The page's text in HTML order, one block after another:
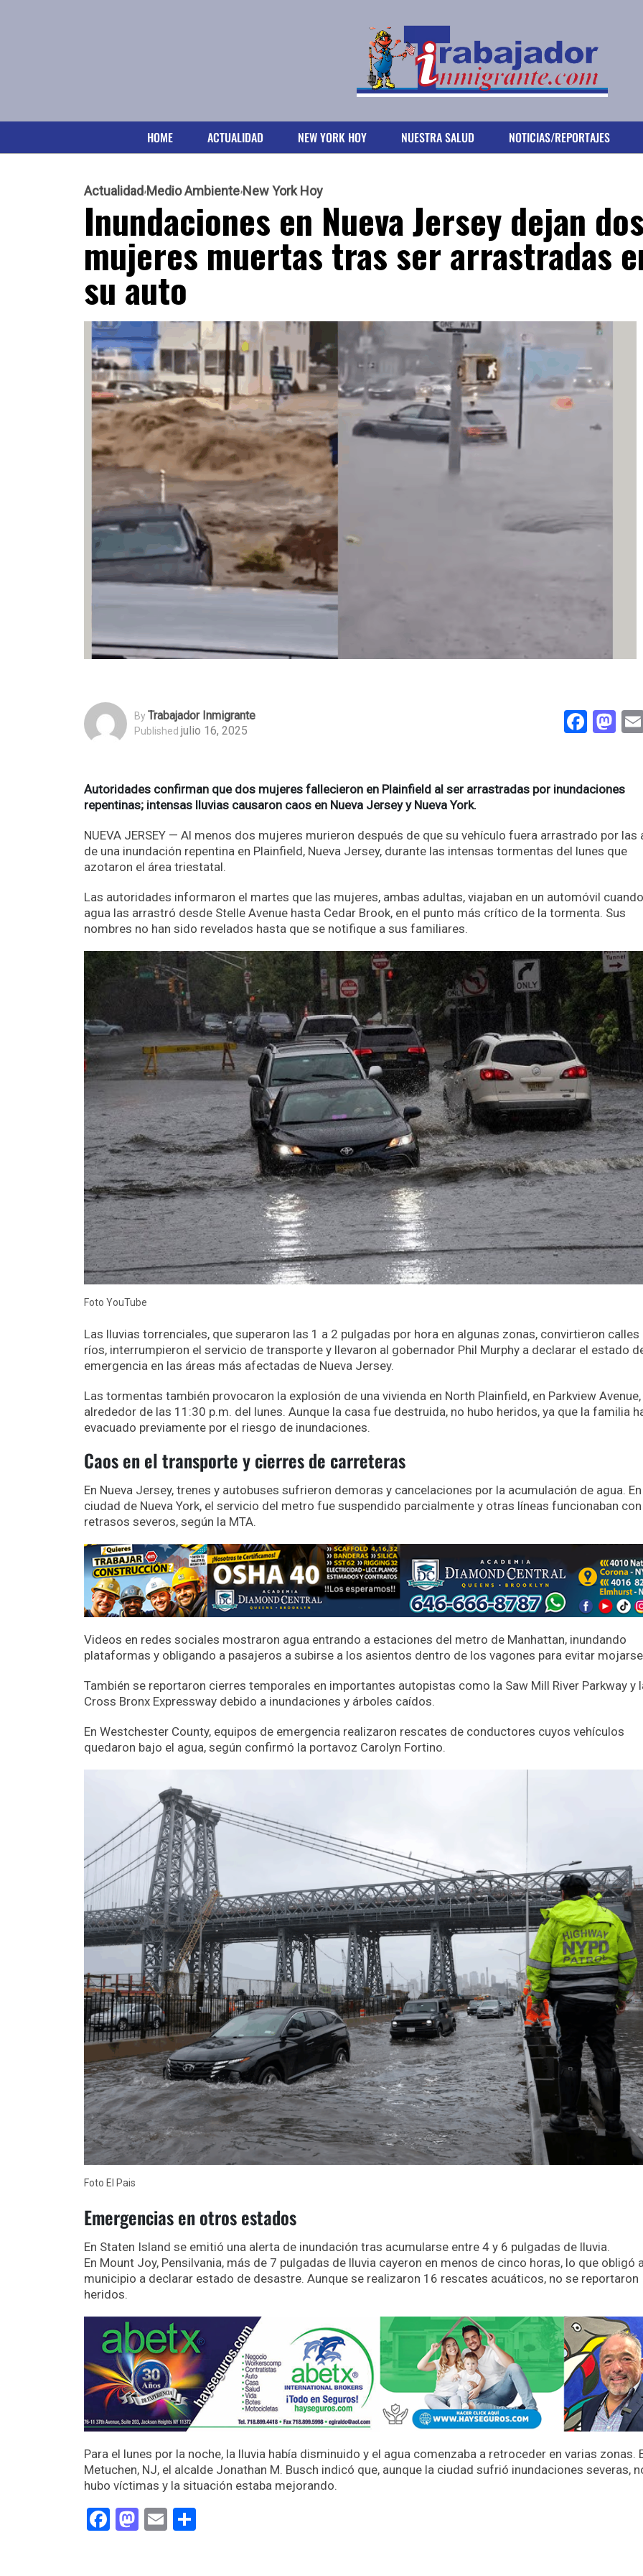
HOME ACTUALIDAD NEW YORK HOY NUESTRA SALUD NOTICIAS/REPORTAJES
Actualidad Medio Ambiente New York Hoy
Inundaciones en Nueva Jersey dejan
mujeres muertas tras ser arrastradas
su auto
ByTrabajador Inmigrante
Published julio 16, 2025
Autoridades confirman que dos mujeres fallecieron en Plainfield al ser arrastradas por inundaciones
repentinas; intensas lluvias causaron caos en Nueva Jersey y Nueva York.
NUEVA JERSEY — Al menos dos mujeres murieron después de que su vehículo fuera arrastrado por las
de una inundación repentina en Plainfield, Nueva Jersey, durante las intensas tormentas del lunes que
azotaron el área triestatal.
Las autoridades informaron el martes que las mujeres, ambas adultas, viajaban en un automóvil
agua las arrastró desde Stelle Avenue hasta Cedar Brook, en el punto más crítico de la tormenta. Sus
nombres no han sido revelados hasta que se notifique a sus familiares.
Foto YouTube
Las lluvias torrenciales, que superaron las 1 a 2 pulgadas por hora en algunas zonas, convirtieron calles
ríos, interrumpieron el servicio de transporte y llevaron al gobernador Phil Murphy a declarar el estado
emergencia en las áreas más afectadas de Nueva Jersey.
Las tormentas también provocaron la explosión de una vivienda en North Plainfield, en Parkview Avenue,
alrededor de las 11:30 p.m. del lunes. Aunque la casa fue destruida, no hubo heridos, ya que la familia
evacuado previamente por el riesgo de inundaciones.
Caos en el transporte y cierres de carreteras
En Nueva Jersey, trenes y autobuses sufrieron demoras y cancelaciones por la acumulación de agua.
ciudad de Nueva York, el servicio del metro fue suspendido parcialmente y otras líneas funcionaban con
retrasos severos, según la MTA.
Videos en redes sociales mostraron agua entrando a estaciones del metro de Manhattan, inundando
plataformas y obligando a pasajeros a subirse a los asientos dentro de los vagones para evitar
También se reportaron cierres temporales en importantes autopistas como la Saw Mill River Parkway y
Cross Bronx Expressway debido a inundaciones y árboles caídos.
En Westchester County, equipos de emergencia realizaron rescates de conductores cuyos vehículos
quedaron bajo el agua, según confirmó la portavoz Carolyn Fortino.
Foto El Pais
Emergencias en otros estados
En Staten Island se emitió una alerta de inundación tras acumularse entre 4 y 6 pulgadas de lluvia.
En Mount Joy, Pensilvania, más de 7 pulgadas de lluvia cayeron en menos de cinco horas, lo que obligó
municipio a declarar estado de desastre. Aunque se realizaron 16 rescates acuáticos, no se reportaron
heridos.
Para el lunes por la noche, la lluvia había disminuido y el agua comenzaba a retroceder en varias zonas.
Metuchen, NJ, el alcalde Jonathan M. Busch indicó que, aunque la ciudad sufrió inundaciones severas,
hubo víctimas y la situación estaba mejorando.
Facebook
Mastodon
Email